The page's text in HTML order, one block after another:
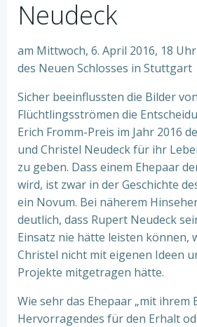
Neudeck
am Mittwoch, 6. April 2016, 18
des Neuen Schlosses in Stuttgart
Sicher beeinflussten die Bilder
Flüchtlingsströmen die
Erich Fromm-Preis im Jahr 2016
und Christel Neudeck für ihr
zu geben. Dass einem Ehepaar
wird, ist zwar in der Geschichte
ein Novum. Bei näherem
deutlich, dass Rupert Neudeck
Einsatz nie hätte leisten können,
Christel nicht mit eigenen Ideen
Projekte mitgetragen hätte.
Wie sehr das Ehepaar „mit ihrem
Hervorragendes für den Erhalt